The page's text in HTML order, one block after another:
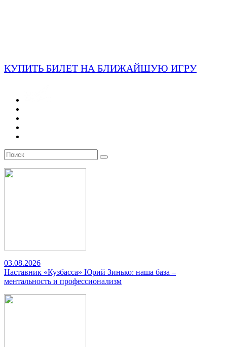
КУПИТЬ БИЛЕТ НА БЛИЖАЙШУЮ ИГРУ
03.08.2026
Наставник «Кузбасса» Юрий Зинько: наша база –
ментальность и профессионализм